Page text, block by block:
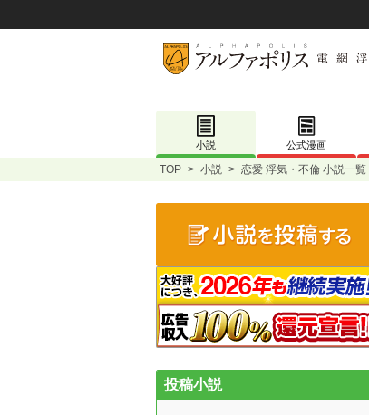
小説 公式漫画
TOP > 小説 > 恋愛 浮気・不倫 小説一覧
投稿小説